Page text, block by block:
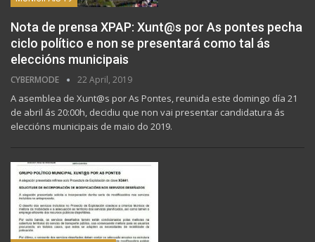
Nota de prensa XPAP: Xunt@s por As pontes pecha
ciclo político e non se presentará como tal ás
eleccións municipais
CYBERMODE 22 April, 2019
A asemblea de Xunt@s por As Pontes, reunida este domingo día 21
de abril ás 20:00h, decidiu que non vai presentar candidatura ás
eleccións municipais de maio do 2019.